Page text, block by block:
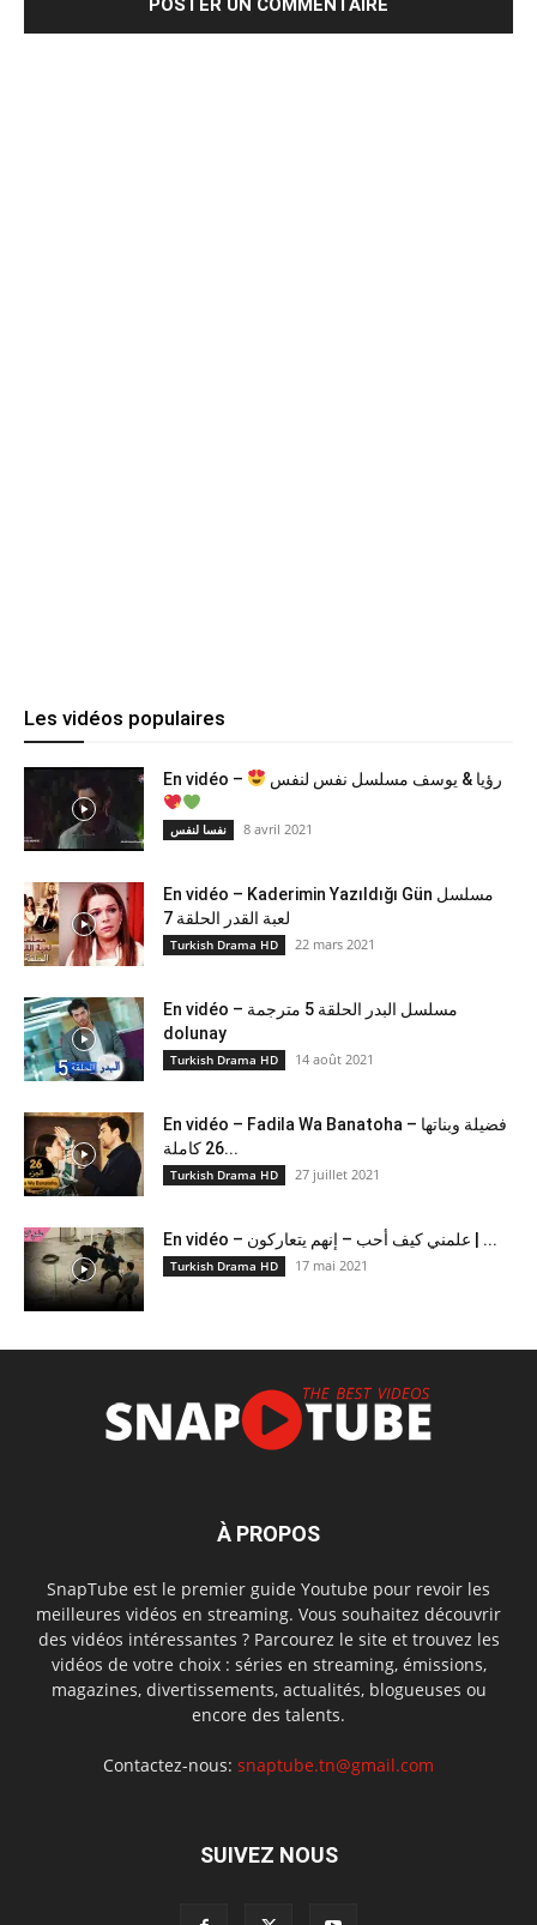
Les vidéos populaires
En vidéo – رؤيا & يوسف مسلسل نفس لنفس
نفسا لنفس 8 avril 2021
En vidéo – Kaderimin Yazıldığı Gün مسلسل
لعبة القدر الحلقة 7
Turkish Drama HD 22 mars 2021
En vidéo – مسلسل البدر الحلقة 5 مترجمة
dolunay
Turkish Drama HD 14 août 2021
En vidéo – Fadila Wa Banatoha – فضيلة وبناتها
26 كاملة...
Turkish Drama HD 27 juillet 2021
En vidéo – علمني كيف أحب – إنهم يتعاركون ​| ...
Turkish Drama HD 17 mai 2021
À PROPOS
SnapTube est le premier guide Youtube pour revoir les
meilleures vidéos en streaming. Vous souhaitez découvrir
des vidéos intéressantes ? Parcourez le site et trouvez les
vidéos de votre choix : séries en streaming, émissions,
magazines, divertissements, actualités, blogueuses ou
encore des talents.
Contactez-nous: snaptube.tn@gmail.com
SUIVEZ NOUS